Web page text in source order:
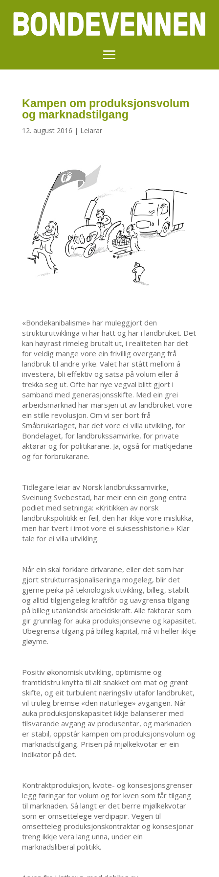
Kampen om produksjonsvolum
og marknadstilgang
12. august 2016 | Leiarar
«Bondekanibalisme» har muleggjort den
strukturutviklinga vi har hatt og har i landbruket. Det
kan høyrast rimeleg brutalt ut, i realiteten har det
for veldig mange vore ein frivillig overgang frå
landbruk til andre yrke. Valet har stått mellom å
investera, bli effektiv og satsa på volum eller å
trekka seg ut. Ofte har nye vegval blitt gjort i
samband med generasjonsskifte. Med ein grei
arbeidsmarknad har marsjen ut av landbruket vore
ein stille revolusjon. Om vi ser bort frå
Småbrukarlaget, har det vore ei villa utvikling, for
Bondelaget, for landbrukssamvirke, for private
aktørar og for politikarane. Ja, også for matkjedane
og for forbrukarane.
Tidlegare leiar av Norsk landbrukssamvirke,
Sveinung Svebestad, har meir enn ein gong entra
podiet med setninga: «Kritikken av norsk
landbrukspolitikk er feil, den har ikkje vore mislukka,
men har tvert i imot vore ei suksesshistorie.» Klar
tale for ei villa utvikling.
Når ein skal forklare drivarane, eller det som har
gjort strukturrasjonaliseringa mogeleg, blir det
gjerne peika på teknologisk utvikling, billeg, stabilt
og alltid tilgjengeleg kraftfôr og uavgrensa tilgang
på billeg utanlandsk arbeidskraft. Alle faktorar som
gir grunnlag for auka produksjonsevne og kapasitet.
Ubegrensa tilgang på billeg kapital, må vi heller ikkje
gløyme.
Positiv økonomisk utvikling, optimisme og
framtidstru knytta til alt snakket om mat og grønt
skifte, og eit turbulent næringsliv utafor landbruket,
vil truleg bremse «den naturlege» avgangen. Når
auka produksjonskapasitet ikkje balanserer med
tilsvarande avgang av produsentar, og marknaden
er stabil, oppstår kampen om produksjonsvolum og
marknadstilgang. Prisen på mjølkekvotar er ein
indikator på det.
Kontraktproduksjon, kvote- og konsesjonsgrenser
legg føringar for volum og for kven som får tilgang
til marknaden. Så langt er det berre mjølkekvotar
som er omsettelege verdipapir. Vegen til
omsetteleg produksjonskontraktar og konsesjonar
treng ikkje vera lang unna, under ein
marknadsliberal politikk.